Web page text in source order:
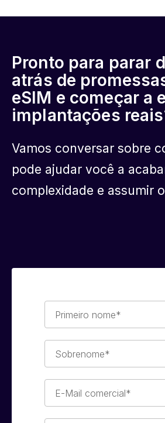
Pronto para parar
atrás de
eSIM e começar a
implantações
Vamos conversar sobre
pode ajudar você a
complexidade e assumir
nome*
Mail
comercial*